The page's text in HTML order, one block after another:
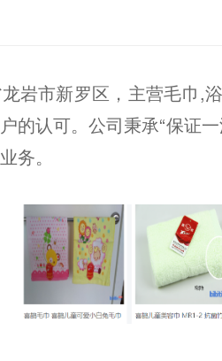
岩市新罗区，主营毛巾,
的认可。公司秉承“保证
务。